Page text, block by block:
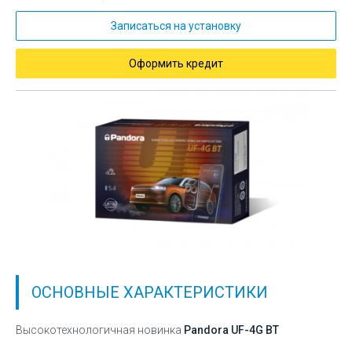
Записаться на установку
Оформить кредит
ОСНОВНЫЕ ХАРАКТЕРИСТИКИ
Высокотехнологичная новинка Pandora UF-4G BT